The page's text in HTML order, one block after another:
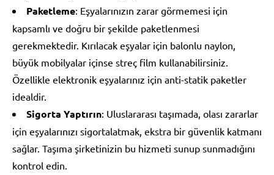
Paketleme: Eşyalarınızın zarar görmemesi için
kapsamlı ve doğru bir şekilde paketlenmesi
gerekmektedir. Kırılacak eşyalar için balonlu naylon,
büyük mobilyalar içinse streç film kullanabilirsiniz.
Özellikle elektronik eşyalarınız için anti-statik paketler
idealdir.
Sigorta Yaptırın: Uluslararası taşımada, olası zararlar
için eşyalarınızı sigortalatmak, ekstra bir güvenlik katmanı
sağlar. Taşıma şirketinizin bu hizmeti sunup sunmadığını
kontrol edin.